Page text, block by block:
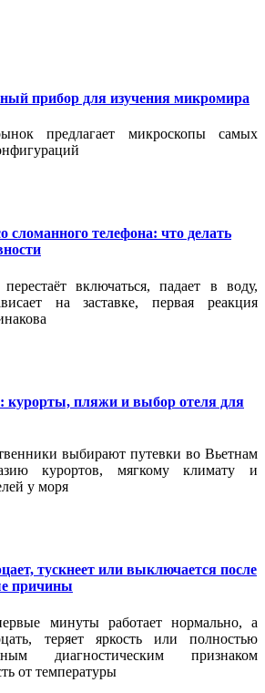
прибор для изучения микромира
предлагает микроскопы самых
сломанного телефона: что делать
включаться, падает в воду,
на заставке, первая реакция
курорты, пляжи и выбор отеля для
выбирают путевки во Вьетнам
курортов, мягкому климату и
у моря
тускнеет или выключается после
причины
минуты работает нормально, а
теряет яркость или полностью
диагностическим признаком
от температуры